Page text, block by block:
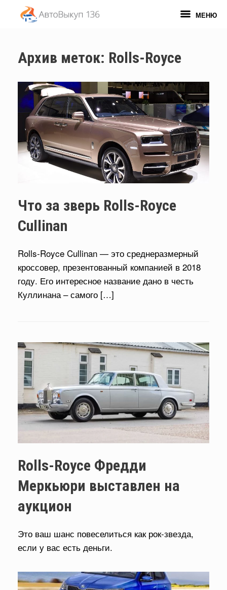
содержанию
МЕНЮ
Архив меток: Rolls-Royce
Что за зверь Rolls-Royce
Cullinan
Rolls-Royce Cullinan — это среднеразмерный
кроссовер, презентованный компанией в 2018
году. Его интересное название дано в честь
Куллинана – самого […]
Rolls-Royce Фредди
Меркьюри выставлен на
аукцион
Это ваш шанс повеселиться как рок-звезда,
если у вас есть деньги.